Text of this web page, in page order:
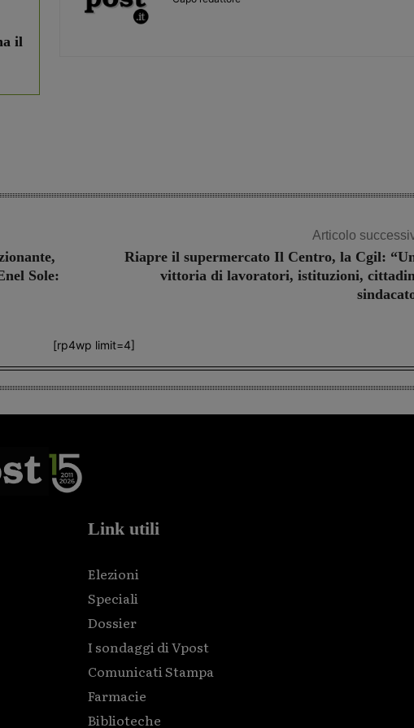
il
Sole:
Articolo
Riapre il supermercato Il Centro, la Cgil:
vittoria di lavoratori, istituzioni,
[rp4wp limit=4]
Link utili
Elezioni
Speciali
Dossier
I sondaggi di Vpost
Comunicati Stampa
Farmacie
Biblioteche